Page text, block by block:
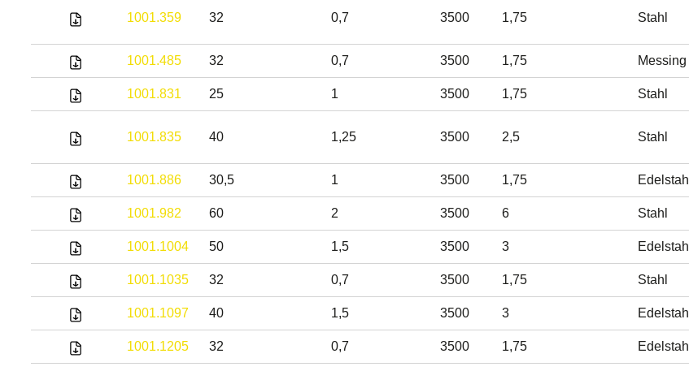
1001.359 32 0,7 3500 1,75 Stahl
1001.485 32 0,7 3500 1,75 Messing
1001.831 25 1 3500 1,75 Stahl
1001.835 40 1,25 3500 2,5 Stahl
1001.886 30,5 1 3500 1,75 Edelstahl
1001.982 60 2 3500 6 Stahl
1001.1004 50 1,5 3500 3 Edelstahl
1001.1035 32 0,7 3500 1,75 Stahl
1001.1097 40 1,5 3500 3 Edelstahl
1001.1205 32 0,7 3500 1,75 Edelstahl